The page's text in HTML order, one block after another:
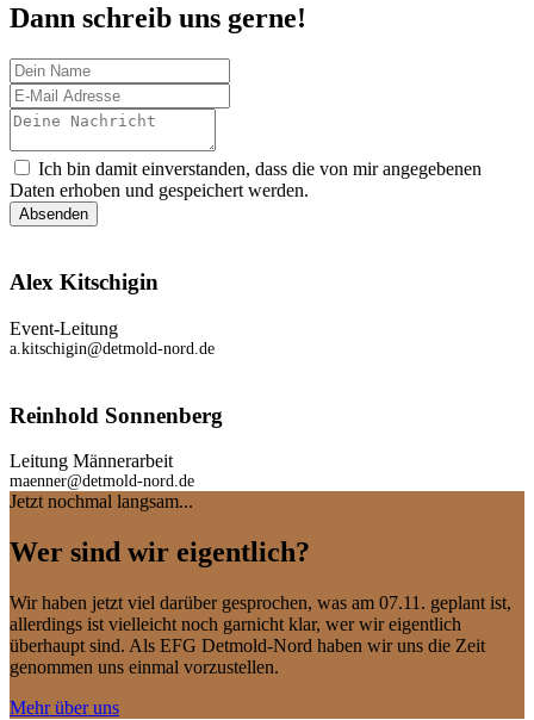
Dann schreib uns gerne!
Ich bin damit einverstanden, dass die von mir angegebenen
Daten erhoben und gespeichert werden.
Absenden
Alex Kitschigin
Event-Leitung
a.kitschigin@detmold-nord.de
Reinhold Sonnenberg
Leitung Männerarbeit
maenner@detmold-nord.de
Jetzt nochmal langsam...
Wer sind wir eigentlich?
Wir haben jetzt viel darüber gesprochen, was am 07.11. geplant ist,
allerdings ist vielleicht noch garnicht klar, wer wir eigentlich
überhaupt sind. Als EFG Detmold-Nord haben wir uns die Zeit
genommen uns einmal vorzustellen.
Mehr über uns